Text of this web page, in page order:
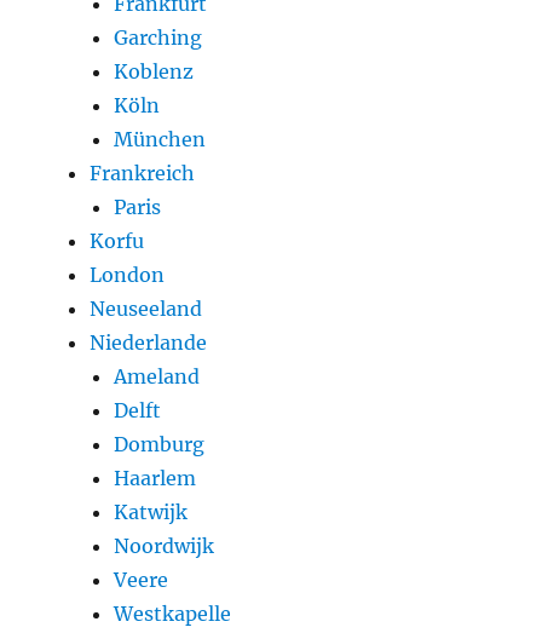
Garching
Koblenz
Köln
München
Frankreich
Paris
Korfu
London
Neuseeland
Niederlande
Ameland
Delft
Domburg
Haarlem
Katwijk
Noordwijk
Veere
Westkapelle